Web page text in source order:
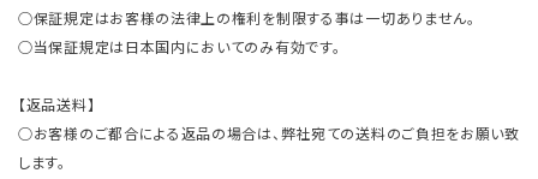
○保証規定はお客様の法律上の権利を制限する事は一切ありません。
○当保証規定は日本国内においてのみ有効です。
【返品送料】
○お客様のご都合による返品の場合は、弊社宛ての送料のご負担をお願い致
します。